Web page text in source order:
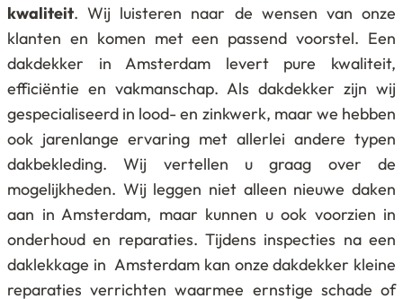
kwaliteit. Wij luisteren naar de wensen van onze
klanten en komen met een passend voorstel. Een
dakdekker in Amsterdam levert pure kwaliteit,
efficiëntie en vakmanschap. Als dakdekker zijn wij
gespecialiseerd in lood- en zinkwerk, maar we hebben
ook jarenlange ervaring met allerlei andere typen
dakbekleding. Wij vertellen u graag over de
mogelijkheden. Wij leggen niet alleen nieuwe daken
aan in Amsterdam, maar kunnen u ook voorzien in
onderhoud en reparaties. Tijdens inspecties na een
daklekkage in Amsterdam kan onze dakdekker kleine
reparaties verrichten waarmee ernstige schade of